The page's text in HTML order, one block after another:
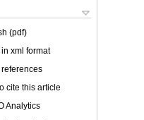
(pdf)
xml format
cite this article
Analytics